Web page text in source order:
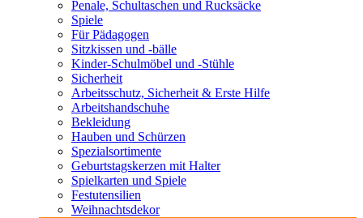
Penale, Schultaschen und Rucksäcke
Spiele
Für Pädagogen
Sitzkissen und -bälle
Kinder-Schulmöbel und -Stühle
Sicherheit
Arbeitsschutz, Sicherheit & Erste Hilfe
Arbeitshandschuhe
Bekleidung
Hauben und Schürzen
Spezialsortimente
Geburtstagskerzen mit Halter
Spielkarten und Spiele
Festutensilien
Weihnachtsdekor